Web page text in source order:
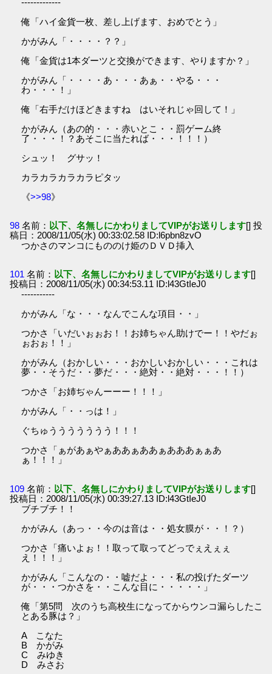
俺「ハイ金貨一枚、差し上げます、おめでとう」
かがみん「・・・・？？」
俺「金貨は1本ダーツと交換ができます、やりますか？」
かがみん「・・・・あ・・・あぁ・・やる・・・
わ・・・！」
俺「右手だけほどきますね はいそれじゃ回して！」
かがみん（あの的・・・赤いとこ・・罰ゲーム終
了・・・！？あそこに当たれば・・・！！！）
シュッ！ グサッ！
カラカラカラカラピタッ
《>>98》
98 名前： 以下、名無しにかわりましてVIPがお送りします[] 投
稿日：2008/11/05(水) 00:33:02.58 ID:l6pbn8zvO
つかさのマンコにもののけ姫のＤＶＤ挿入
101 名前： 以下、名無しにかわりましてVIPがお送りします[]
投稿日：2008/11/05(水) 00:34:53.11 ID:l43GtIeJ0
-----------
かがみん「な・・・なんでこんな項目・・」
つかさ「いだいぉぉお！！お姉ちゃん助けでー！！やだぉ
ぉおぉ！！」
かがみん（おかしい・・・おかしいおかしい・・・これは
夢・・そうだ・・夢だ・・・絶対・・絶対・・・！！）
つかさ「お姉ぢゃんーーー！！！」
かがみん「・・っは！」
ぐちゅううううううう！！！
つかさ「ぁがあぁやぁああぁああぁあああぁぁあ
ぁ！！！」
109 名前： 以下、名無しにかわりましてVIPがお送りします[]
投稿日：2008/11/05(水) 00:39:27.13 ID:l43GtIeJ0
ブチブチ！！
かがみん（あっ・・今のは音は・・処女膜が・・！？）
つかさ「痛いよぉ！！取って取ってどっでぇえぇぇ
え！！！」
かがみん「こんなの・・嘘だよ・・・私の投げたダーツ
が・・・つかさを・・こんな目に・・・・・」
俺「第5問 次のうち高校生になってからウンコ漏らしたこ
とある豚は？」
A こなた
B かがみ
C みゆき
D みさお